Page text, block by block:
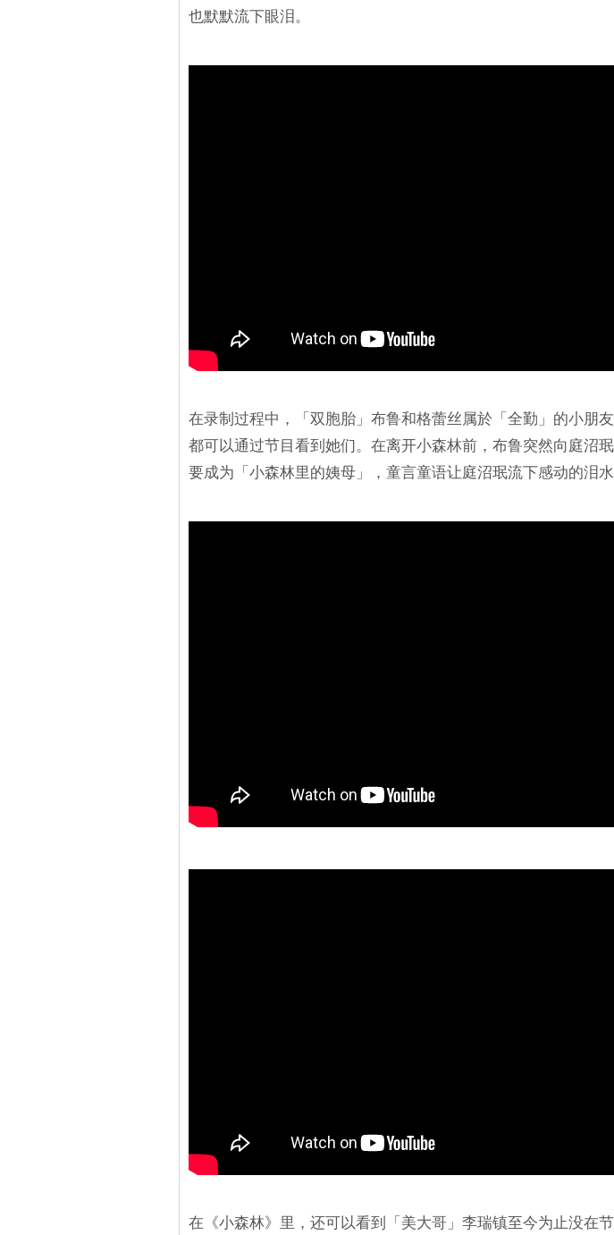
也默默流下眼泪。
在录制过程中，「双胞胎」布鲁和格蕾丝属於「全勤」的小朋
都可以通过节目看到她们。在离开小森林前，布鲁突然向庭沼
要成为「小森林里的姨母」，童言童语让庭沼珉流下感动的泪水
在《小森林》里，还可以看到「美大哥」李瑞镇至今为止没在